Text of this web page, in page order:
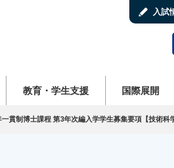
stylus 入試
教育・学生支援
国際展開
貫制博士課程 第3年次編入学学生募集要項【技術